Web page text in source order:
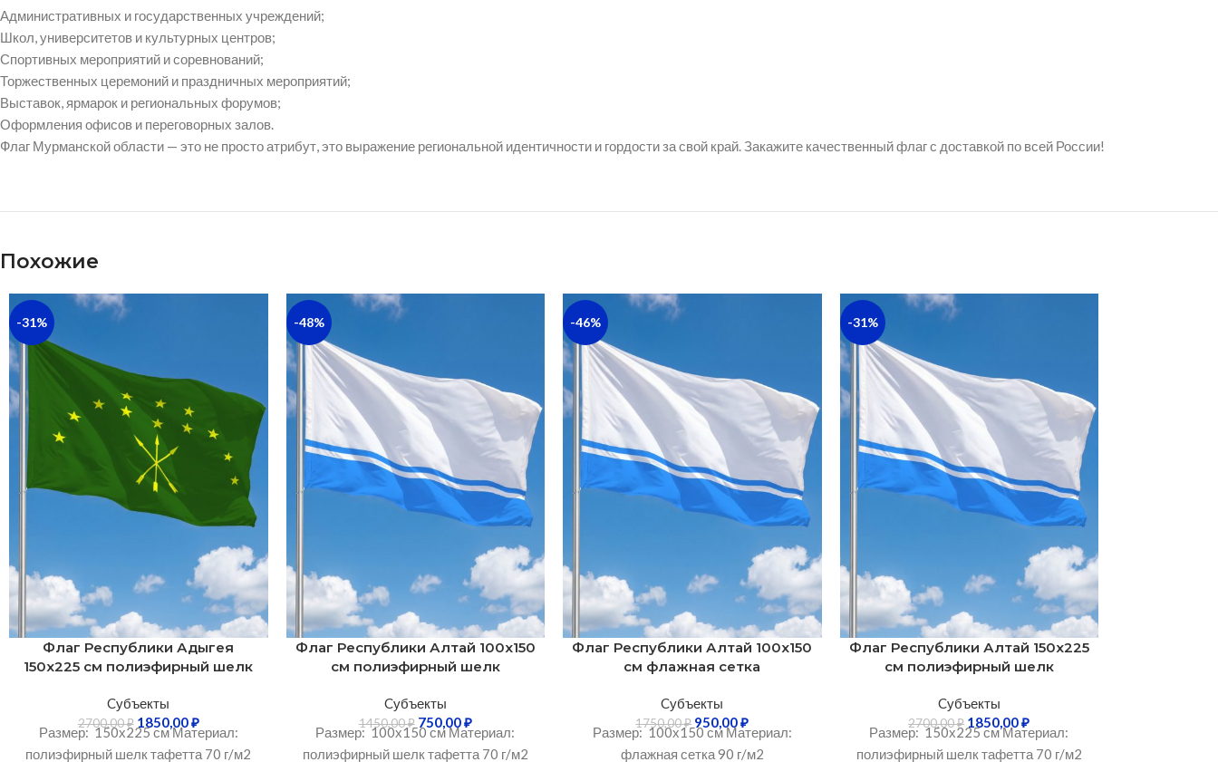
Административных и государственных учреждений;
Школ, университетов и культурных центров;
Спортивных мероприятий и соревнований;
Торжественных церемоний и праздничных мероприятий;
Выставок, ярмарок и региональных форумов;
Оформления офисов и переговорных залов.
Флаг Мурманской области — это не просто атрибут, это выражение региональной идентичности и гордости за свой край. Закажите качественный флаг с доставкой по всей России!
Похожие
-31%
Флаг Республики Адыгея
150х225 см полиэфирный шелк
Cубъекты
2700,00₽ 1850,00₽
Размер: 150х225 см Материал:
полиэфирный шелк тафетта 70 г/м2
-48%
Флаг Республики Алтай 100х150
см полиэфирный шелк
Cубъекты
1450,00₽ 750,00₽
Размер: 100х150 см Материал:
полиэфирный шелк тафетта 70 г/м2
-46%
Флаг Республики Алтай 100х150
см флажная сетка
Cубъекты
1750,00₽ 950,00₽
Размер: 100х150 см Материал:
флажная сетка 90 г/м2
-31%
Флаг Республики Алтай 150х225
см полиэфирный шелк
Cубъекты
2700,00₽ 1850,00₽
Размер: 150х225 см Материал:
полиэфирный шелк тафетта 70 г/м2